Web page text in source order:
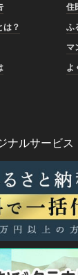
住
は？
ふ
マ
よ
ナルサービス